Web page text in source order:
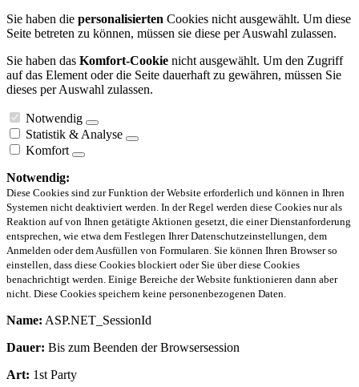
Sie haben die personalisierten Cookies nicht ausgewählt. Um diese
Seite betreten zu können, müssen sie diese per Auswahl zulassen.
Sie haben das Komfort-Cookie nicht ausgewählt. Um den Zugriff
auf das Element oder die Seite dauerhaft zu gewähren, müssen Sie
dieses per Auswahl zulassen.
Notwendig
Statistik & Analyse
Komfort
Notwendig:
Diese Cookies sind zur Funktion der Website erforderlich und können in Ihren
Systemen nicht deaktiviert werden. In der Regel werden diese Cookies nur als
Reaktion auf von Ihnen getätigte Aktionen gesetzt, die einer Dienstanforderung
entsprechen, wie etwa dem Festlegen Ihrer Datenschutzeinstellungen, dem
Anmelden oder dem Ausfüllen von Formularen. Sie können Ihren Browser so
einstellen, dass diese Cookies blockiert oder Sie über diese Cookies
benachrichtigt werden. Einige Bereiche der Website funktionieren dann aber
nicht. Diese Cookies speichern keine personenbezogenen Daten.
Name: ASP.NET_SessionId
Dauer: Bis zum Beenden der Browsersession
Art: 1st Party